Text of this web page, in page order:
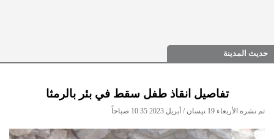
حديث المدينة
تفاصيل انقاذ طفل سقط في بئر بالرمثا
تم نشره الأربعاء 19 نيسان / أبريل 2023 10:35 صباحاً